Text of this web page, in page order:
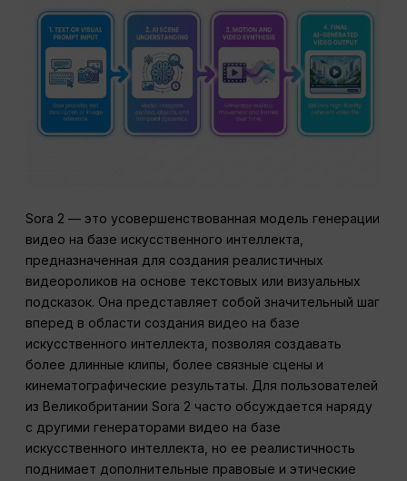
Sora 2 — это усовершенствованная модель генерации
видео на базе искусственного интеллекта,
предназначенная для создания реалистичных
видеороликов на основе текстовых или визуальных
подсказок. Она представляет собой значительный шаг
вперед в области создания видео на базе
искусственного интеллекта, позволяя создавать
более длинные клипы, более связные сцены и
кинематографические результаты. Для пользователей
из Великобритании Sora 2 часто обсуждается наряду
с другими генераторами видео на базе
искусственного интеллекта, но ее реалистичность
поднимает дополнительные правовые и этические